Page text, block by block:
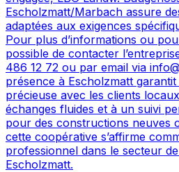
Escholzmatt/Marbach assure
adaptées aux exigences
Pour plus d’informations ou
possible de contacter
486 12 72 ou par email via
présence à Escholzmatt
précieuse avec les clients
échanges fluides et à un suivi
pour des constructions neuves
cette coopérative s’affirme
professionnel dans le secteur
Escholzmatt.